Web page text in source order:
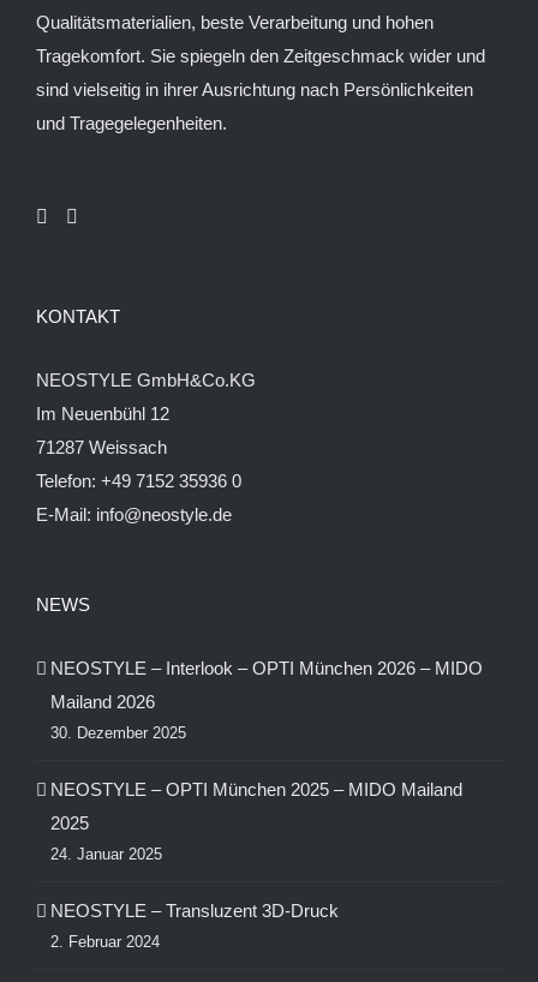
Qualitätsmaterialien, beste Verarbeitung und hohen
Tragekomfort. Sie spiegeln den Zeitgeschmack wider und
sind vielseitig in ihrer Ausrichtung nach Persönlichkeiten
und Tragegelegenheiten.
KONTAKT
NEOSTYLE GmbH&Co.KG
Im Neuenbühl 12
71287 Weissach
Telefon: +49 7152 35936 0
E-Mail: info@neostyle.de
NEWS
NEOSTYLE – Interlook – OPTI München 2026 – MIDO
Mailand 2026
30. Dezember 2025
NEOSTYLE – OPTI München 2025 – MIDO Mailand
2025
24. Januar 2025
NEOSTYLE – Transluzent 3D-Druck
2. Februar 2024